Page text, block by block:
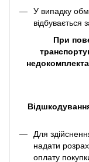
У випадку
відбувається
При
Для
надати
оплату